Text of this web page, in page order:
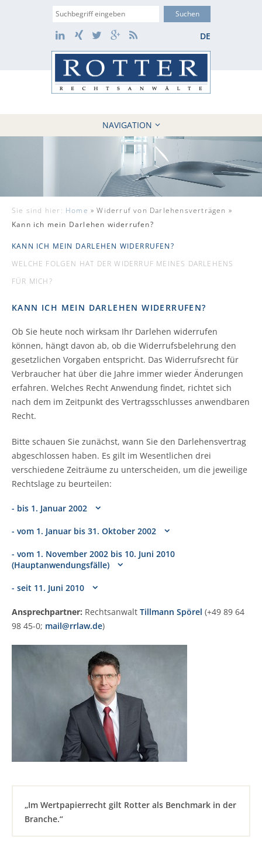
Suche
DE
LinkedIn
Xing TwitterGoogle+
RSS
NAVIGATION
HOME
KANZLEI
10 GRÜNDE
FÄLLE
REFERENZEN
KONTAKT / WEBAKTE
Sie sind hier: Home »Widerruf von Darlehensverträgen »
Kann ich mein Darlehen widerrufen?
KANN ICH MEIN DARLEHEN WIDERRUFEN?
WELCHE FOLGEN HAT DER WIDERRUF MEINES DARLEHENS
FÜR MICH?
KANN ICH MEIN DARLEHEN WIDERRUFEN?
Ob Sie heute noch wirksam Ihr Darlehen widerrufen
können, hängt davon ab, ob die Widerrufsbelehrung den
gesetzlichen Vorgaben entspricht. Das Widerrufsrecht für
Verbraucher hat über die Jahre immer wieder Änderungen
erfahren. Welches Recht Anwendung findet, richtet sich
nach dem im Zeitpunkt des Vertragsschlusses anwendbaren
Recht.
Bitte schauen Sie zunächst, wann Sie den Darlehensvertrag
abgeschlossen haben. Es gilt im Wesentlichen drei
verschiedene Zeiträume zu unterscheiden, um die jeweilige
Rechtslage zu beurteilen:
- bis 1. Januar 2002
- vom 1. Januar bis 31. Oktober 2002
- vom 1. November 2002 bis 10. Juni 2010
(Hauptanwendungsfälle)
- seit 11. Juni 2010
Ansprechpartner: Rechtsanwalt Tillmann Spörel (+49 89 64
98 45-0; mail@rrlaw.de)
„Im Wertpapierrecht gilt Rotter als Benchmark in der
Branche.“